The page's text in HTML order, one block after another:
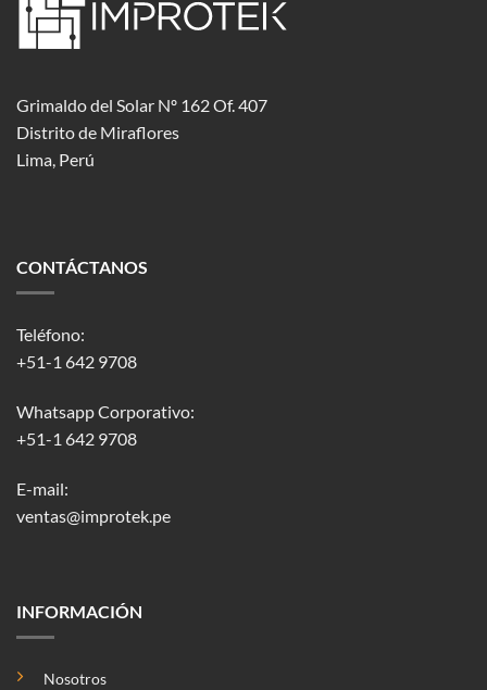
Grimaldo del Solar Nº 162 Of. 407
Distrito de Miraflores
Lima, Perú
CONTÁCTANOS
Teléfono:
+51-1 642 9708
Whatsapp Corporativo:
+51-1 642 9708
E-mail:
ventas@improtek.pe
INFORMACIÓN
Nosotros